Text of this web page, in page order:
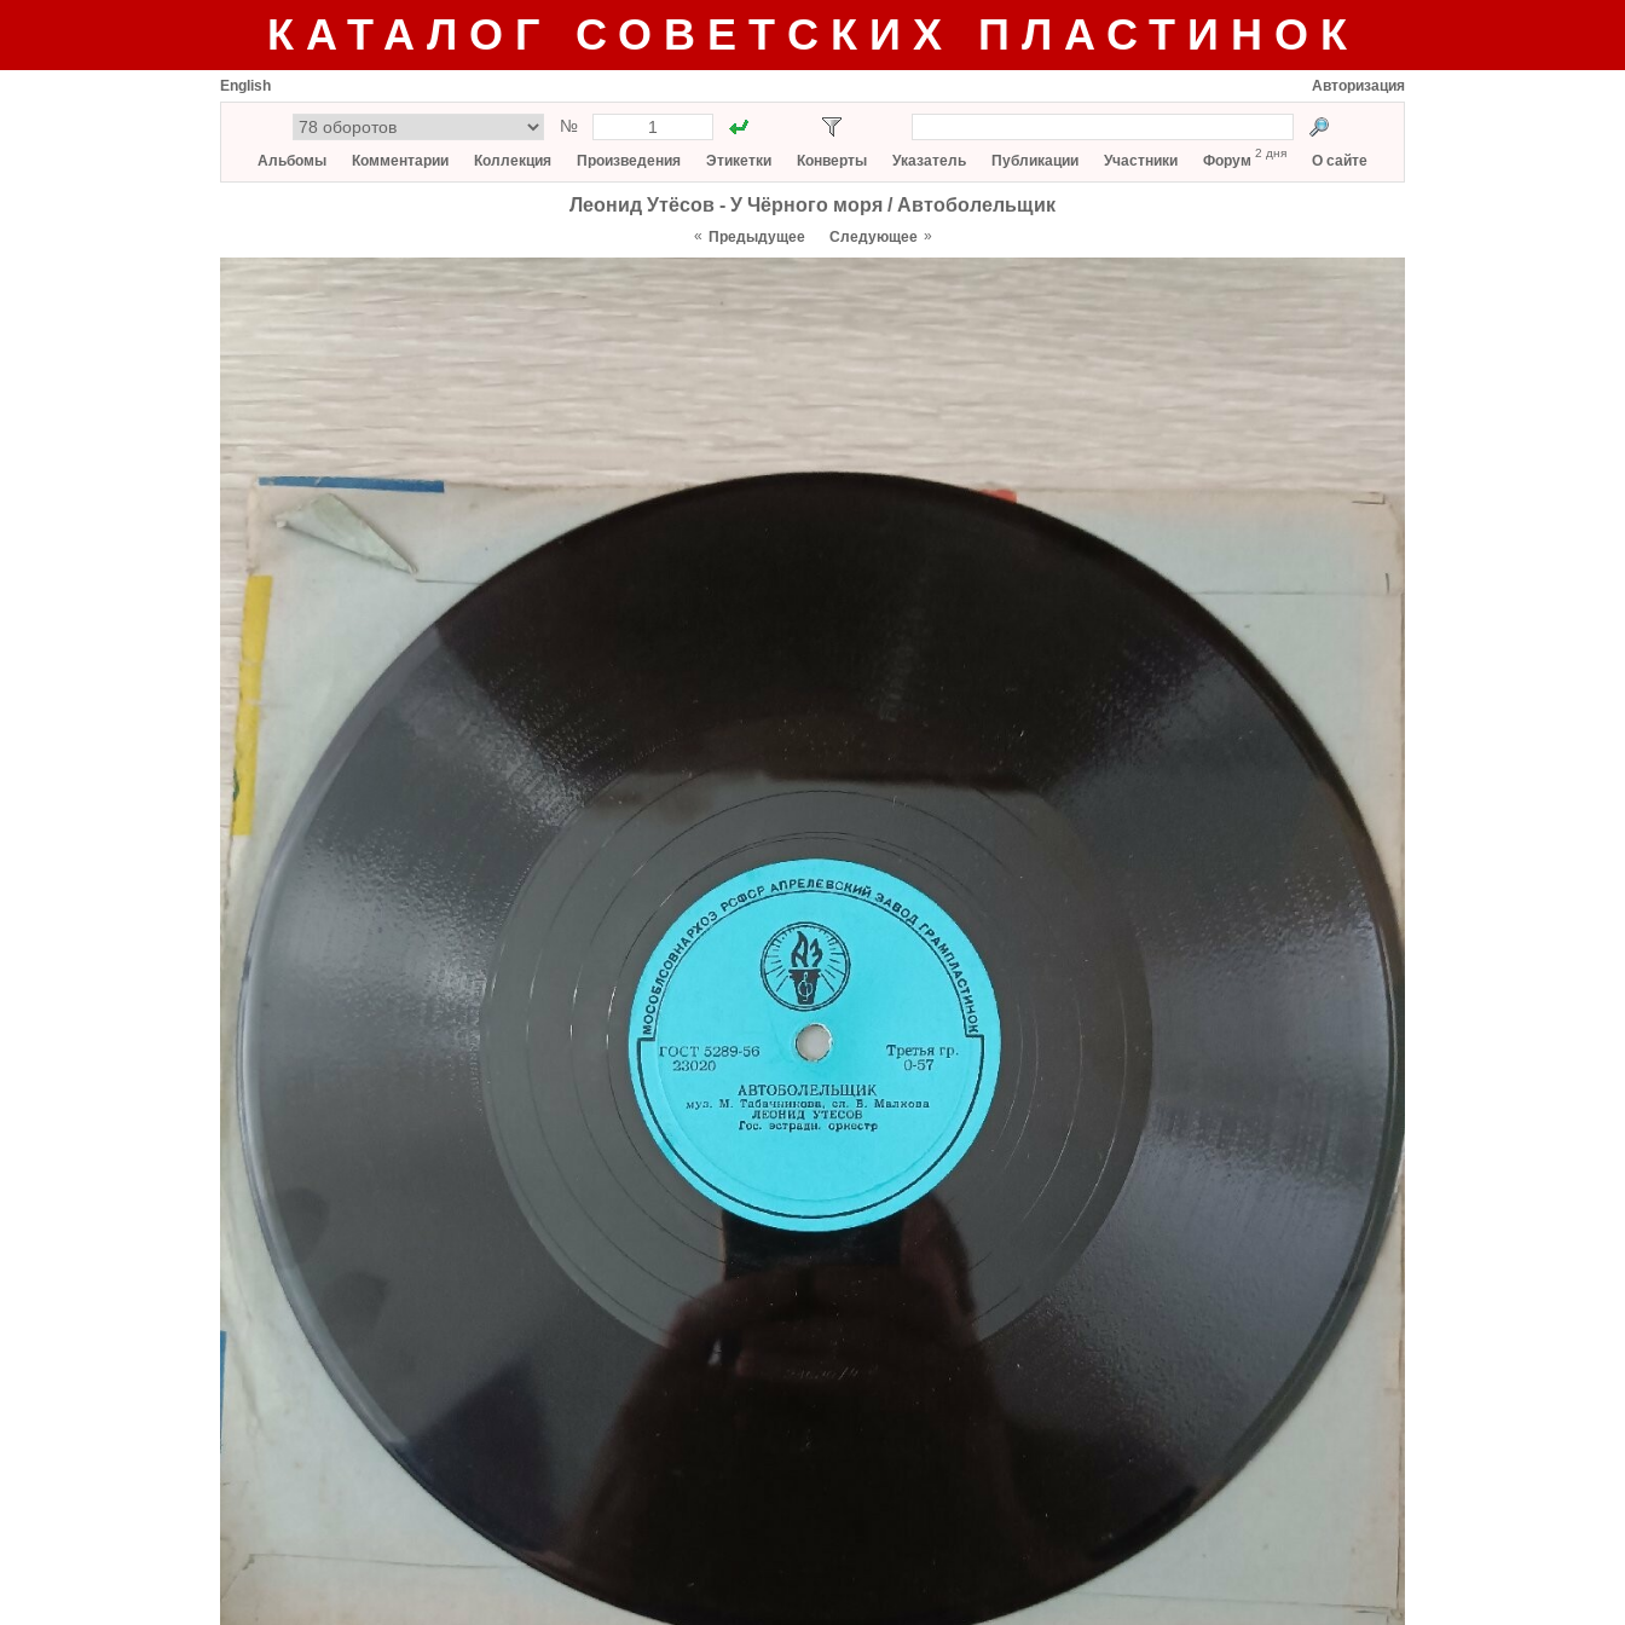
КАТАЛОГ СОВЕТСКИХ ПЛАСТИНОК
English Авторизация
№
Альбомы Комментарии Коллекция Произведения Этикетки Конверты Указатель Публикации Участники Форум 2 дня О сайте
Леонид Утёсов - У Чёрного моря / Автоболельщик
« Предыдущее Следующее »